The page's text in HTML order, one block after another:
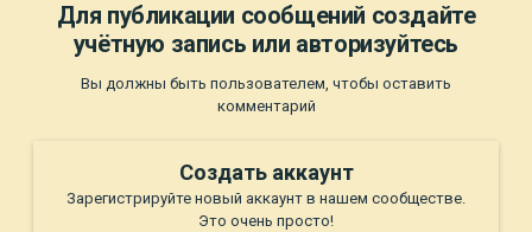
Для публикации сообщений создайте
учётную запись или авторизуйтесь
Вы должны быть пользователем, чтобы оставить
комментарий
Создать аккаунт
Зарегистрируйте новый аккаунт в нашем сообществе.
Это очень просто!